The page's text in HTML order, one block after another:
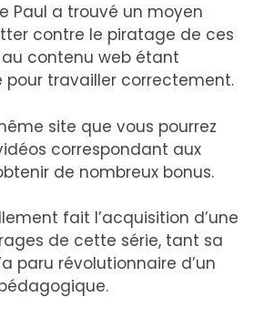
Paul a trouvé un moyen
contre le piratage de ces
au contenu web étant
pour travailler correctement.
site que vous pourrez
correspondant aux
de nombreux bonus.
fait l’acquisition d’une
de cette série, tant sa
paru révolutionnaire d’un